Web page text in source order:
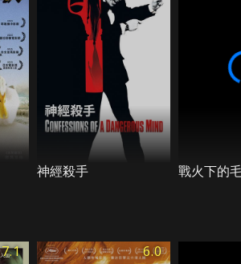
神經殺手 戰火下的
7.1 6.0